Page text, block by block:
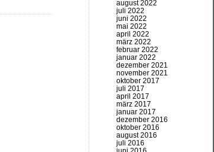
august 2022
juli 2022
juni 2022
mai 2022
april 2022
märz 2022
februar 2022
januar 2022
dezember 2021
november 2021
oktober 2017
juli 2017
april 2017
märz 2017
januar 2017
dezember 2016
oktober 2016
august 2016
juli 2016